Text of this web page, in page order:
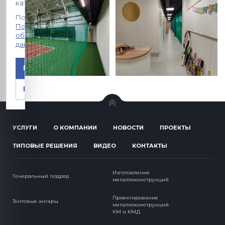
категории.
Подробнее:
Политика
обработки
данных
Принять
Настроить
УСЛУГИ О КОМПАНИИ НОВОСТИ ПРОЕКТЫ
ТИПОВЫЕ РЕШЕНИЯ ВИДЕО КОНТАКТЫ
Генеральный подряд
Изготовление
металлоконструкций
Тентовые ангары
Проектирование
металлоконструкций
КМ и КМД